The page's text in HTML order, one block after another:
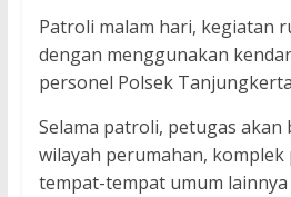
Patroli malam hari, kegiatan
dengan menggunakan
personel Polsek
Selama patroli, petugas
wilayah perumahan, komplek
tempat-tempat umum